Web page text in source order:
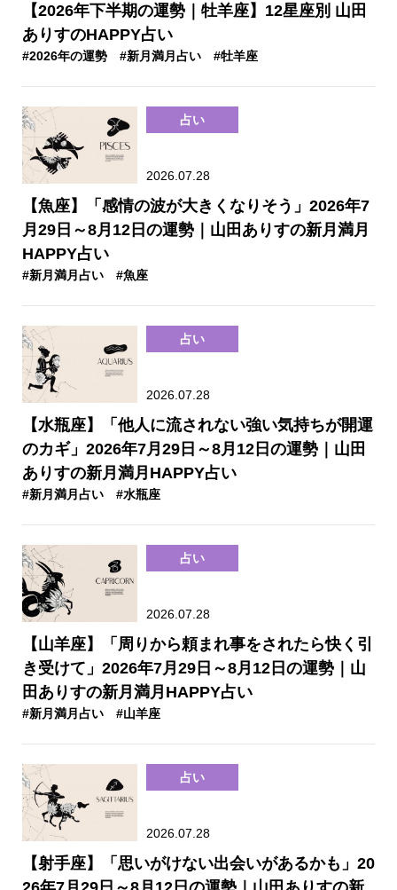
【2026年下半期の運勢｜牡羊座】12星座別 山田
ありすのHAPPY占い
#2026年の運勢 #新月満月占い #牡羊座
占い
2026.07.28
【魚座】「感情の波が大きくなりそう」2026年7
月29日～8月12日の運勢｜山田ありすの新月満月
HAPPY占い
#新月満月占い #魚座
占い
2026.07.28
【水瓶座】「他人に流されない強い気持ちが開運
のカギ」2026年7月29日～8月12日の運勢｜山田
ありすの新月満月HAPPY占い
#新月満月占い #水瓶座
占い
2026.07.28
【山羊座】「周りから頼まれ事をされたら快く引
き受けて」2026年7月29日～8月12日の運勢｜山
田ありすの新月満月HAPPY占い
#新月満月占い #山羊座
占い
2026.07.28
【射手座】「思いがけない出会いがあるかも」20